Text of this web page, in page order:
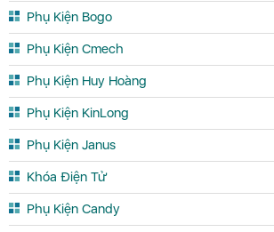
Phụ Kiện Bogo
Phụ Kiện Cmech
Phụ Kiện Huy Hoàng
Phụ Kiện KinLong
Phụ Kiện Janus
Khóa Điện Tử
Phụ Kiện Candy